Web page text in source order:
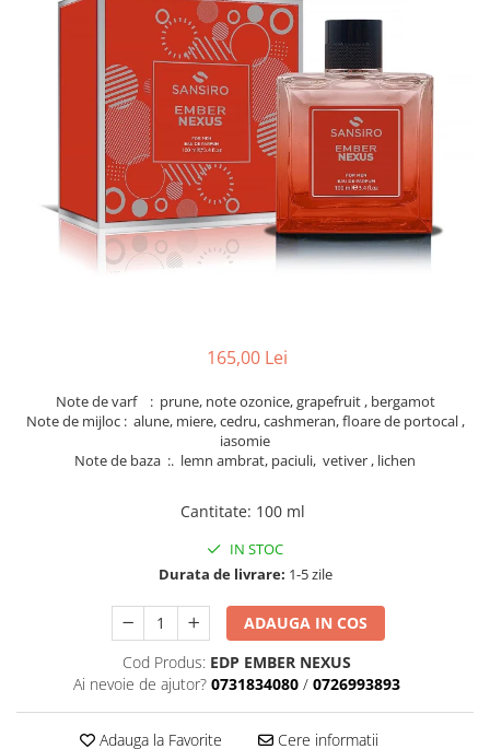
165,00 Lei
Note de varf : prune, note ozonice, grapefruit , bergamot
Note de mijloc : alune, miere, cedru, cashmeran, floare de portocal ,
iasomie
Note de baza :. lemn ambrat, paciuli, vetiver , lichen
Cantitate: 100 ml
IN STOC
Durata de livrare: 1-5 zile
ADAUGA IN COS
Cod Produs: EDP EMBER NEXUS
Ai nevoie de ajutor? 0731834080 / 0726993893
Adauga la Favorite Cere informatii